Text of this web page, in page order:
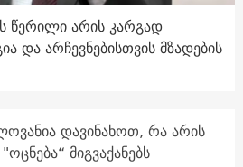
წერილი არის კარგად
და არჩევნებისთვის მზადების
დავინახოთ, რა არის
მიგვაქანებს